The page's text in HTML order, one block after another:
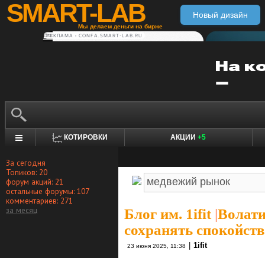
SMART-LAB
Мы делаем деньги на бирже
Новый дизайн
РЕКЛАМА • CONFA.SMART-LAB.RU
КОТИРОВКИ АКЦИИ +5
За сегодня
Топиков: 20
форум акций: 21
остальные форумы: 107
комментариев: 271
за месяц
Блог им. 1ifit|
сохранять
23 июня 2025, 11:38 1ifit